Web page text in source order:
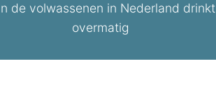
de volwassenen in Nederland drinkt
overmatig